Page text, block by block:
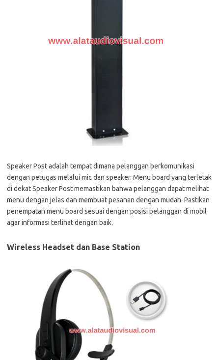
Speaker Post adalah tempat dimana pelanggan berkomunikasi
dengan petugas melalui mic dan speaker. Menu board yang terletak
di dekat Speaker Post memastikan bahwa pelanggan dapat melihat
menu dengan jelas dan membuat pesanan dengan mudah. Pastikan
penempatan menu board sesuai dengan posisi pelanggan di mobil
agar informasi terlihat dengan baik.
Wireless Headset dan Base Station